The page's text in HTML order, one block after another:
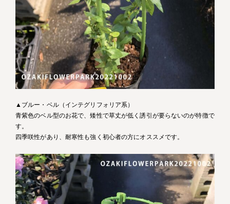
▲ブルー・ベル（インテグリフォリア系）
青紫色のベル型のお花で、矮性で草丈が低く誘引が要らないのが特徴で
す。
四季咲性があり、耐寒性も強く初心者の方にオススメです。